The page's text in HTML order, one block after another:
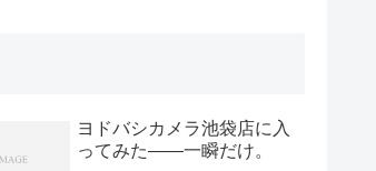
ヨドバシカメラ池袋店に入
ってみた――一瞬だけ。